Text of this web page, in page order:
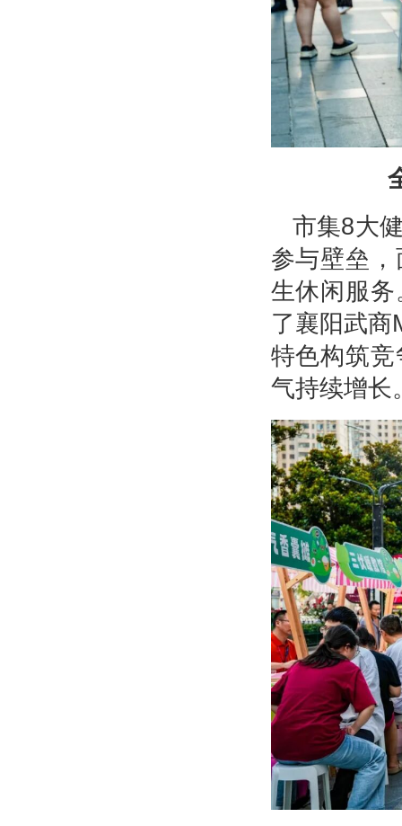
市集8大
参与壁垒
生休闲服
了襄阳武商
特色构筑
气持续增长